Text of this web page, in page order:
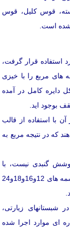
از قوسهای 7-2-5 و 7-2-5 شكسته، قوس كلیل، قوس
شده است.
قرار گرفت،
های مربع را با خیزی
دایره كامل در آمده
بوجود اید.
با استفاده از قالب
كه در نتیجه مربع به
گنبدی نیست، با
استفاده از همین روش می توان چهار طاقی را به چشمه های 12و16و18و24
شبستانهای زیارتی،
ای موارد اجرا شده